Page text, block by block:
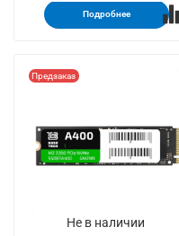
Подробнее
Не в наличии
Предзаказ